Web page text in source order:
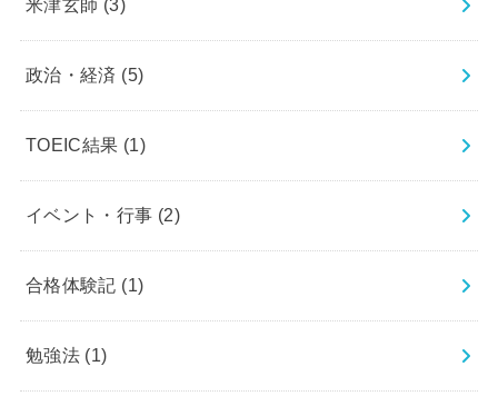
米津玄師 (3)
政治・経済 (5)
TOEIC結果 (1)
イベント・行事 (2)
合格体験記 (1)
勉強法 (1)